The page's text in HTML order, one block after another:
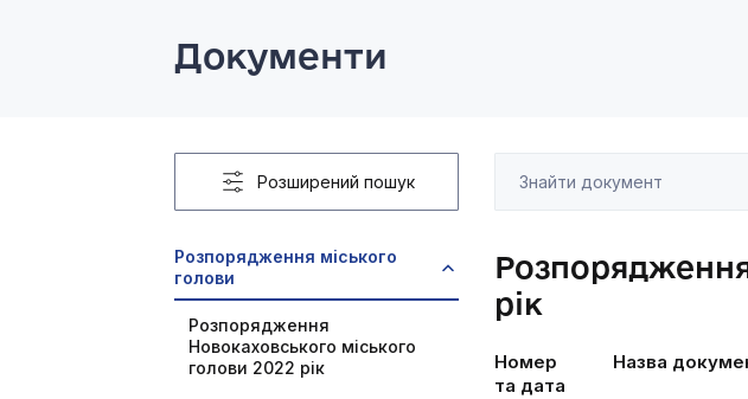
Документи
Розширений пошук
Розпорядження міського
голови
Розпорядження
Новокаховського міського
голови 2022 рік
рік
Номер
та дата
Назва